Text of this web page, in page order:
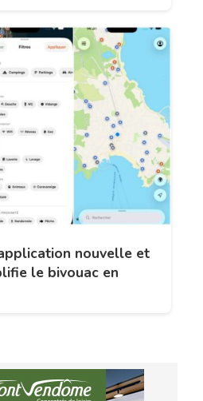
nouvelle et
le bivouac en